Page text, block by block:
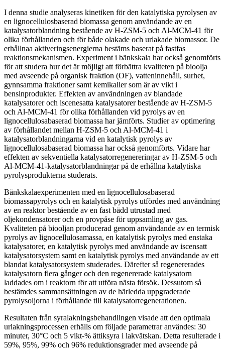
I denna studie analyseras kinetiken för den katalytiska pyrolysen av
en lignocellulosbaserad biomassa genom användande av en
katalysatorblandning bestående av H-ZSM-5 och Al-MCM-41 för
olika förhållanden och för både olakade och urlakade biomassor. De
erhållnaa aktiveringsenergierna bestäms baserat på fastfas
reaktionsmekanismen. Experiment i bänkskala har också genomförts
för att studera hur det är möjligt att förbättra kvaliteten på bioolja
med avseende på organisk fraktion (OF), vatteninnehåll, surhet,
gynnsamma fraktioner samt kemikalier som är av vikt i
bensinprodukter. Effekten av användningen av blandade
katalysatorer och iscenesatta katalysatorer bestående av H-ZSM-5
och Al-MCM-41 för olika förhållanden vid pyrolys av en
lignocellulosabaserad biomassa har jämförts. Studier av optimering
av förhållandet mellan H-ZSM-5 och Al-MCM-41 i
katalysatorblandningarna vid en katalytisk pyrolys av
lignocellulosabaserad biomassa har också genomförts. Vidare har
effekten av sekventiella katalysatorregenereringar av H-ZSM-5 och
Al-MCM-41-katalysatorblandningar på de erhållna katalytiska
pyrolysprodukterna studerats.
Bänkskalaexperimenten med en lignocellulosabaserad
biomassapyrolys och en katalytisk pyrolys utfördes med användning
av en reaktor bestående av en fast bädd utrustad med
oljekondensatorer och en provpåse för uppsamling av gas.
Kvaliteten på biooljan producerad genom användande av en termisk
pyrolys av lignocellulosamassa, en katalytisk pyrolys med enstaka
katalysatorer, en katalytisk pyrolys med användande av iscensatt
katalysatorsystem samt en katalytisk pyrolys med användande av ett
blandat katalysatorsystem studerades. Därefter så regenererades
katalysatorn flera gånger och den regenererade katalysatorn
laddades om i reaktorn för att utföra nästa försök. Dessutom så
bestämdes sammansättningen av de härledda uppgraderade
pyrolysoljorna i förhållande till katalysatorregenerationen.
Resultaten från syralakningsbehandlingen visade att den optimala
urlakningsprocessen erhälls om följade parametrar användes: 30
minuter, 30°C och 5 vikt-% ättiksyra i lakvätskan. Detta resulterade i
59%, 95%, 99% och 96% reduktionsgrader med avseende på